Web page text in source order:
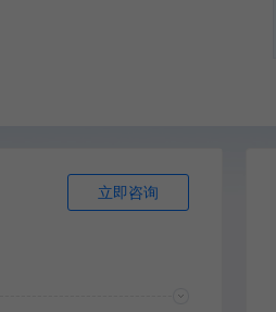
立即咨询